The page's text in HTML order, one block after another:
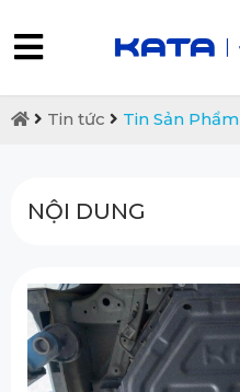
Tin tức Tin Sản Phẩm
NỘI DUNG